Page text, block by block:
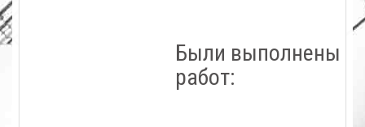
Были выполнены
работ: